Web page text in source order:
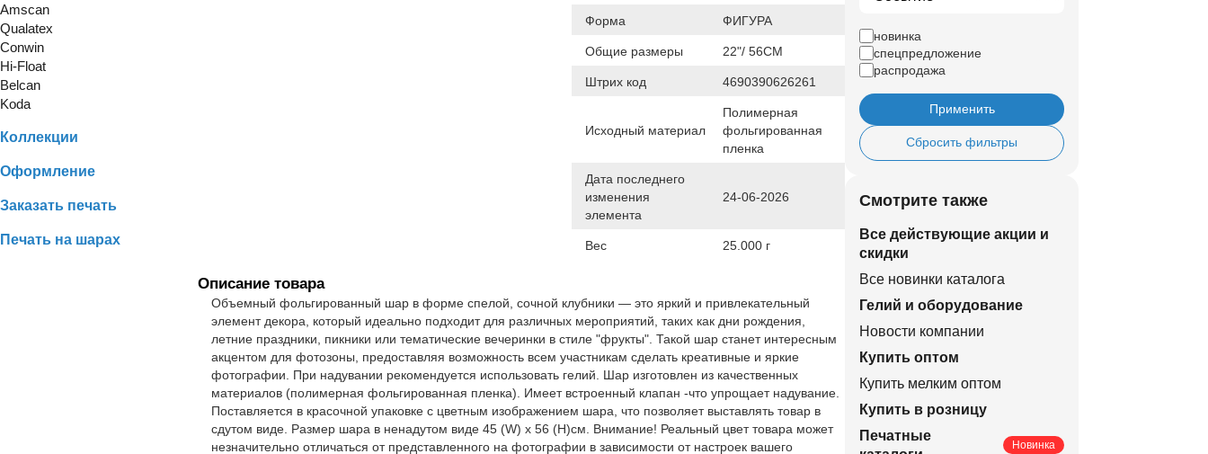
Amscan
Qualatex
Conwin
Hi-Float
Belcan
Koda
Коллекции
Оформление
Заказать печать
Печать на шарах
Форма ФИГУРА
Общие размеры 22"/ 56CM
Штрих код 4690390626261
Исходный материал
Полимерная
фольгированная
пленка
Дата последнего
изменения
элемента
24-06-2026
Вес 25.000 г
Описание товара
Объемный фольгированный шар в форме спелой, сочной клубники — это яркий и привлекательный
элемент декора, который идеально подходит для различных мероприятий, таких как дни рождения,
летние праздники, пикники или тематические вечеринки в стиле "фрукты". Такой шар станет интересным
акцентом для фотозоны, предоставляя возможность всем участникам сделать креативные и яркие
фотографии. При надувании рекомендуется использовать гелий. Шар изготовлен из качественных
материалов (полимерная фольгированная пленка). Имеет встроенный клапан -что упрощает надувание.
Поставляется в красочной упаковке с цветным изображением шара, что позволяет выставлять товар в
сдутом виде. Размер шара в ненадутом виде 45 (W) x 56 (H)см. Внимание! Реальный цвет товара может
незначительно отличаться от представленного на фотографии в зависимости от настроек вашего
новинка
спецпредложение
распродажа
Применить
Сбросить фильтры
Смотрите также
Все действующие акции и
скидки
Все новинки каталога
Гелий и оборудование
Новости компании
Купить оптом
Купить мелким оптом
Купить в розницу
Печатные
Новинка